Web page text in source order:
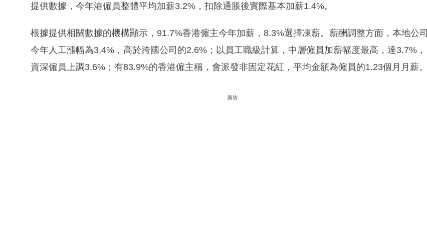
提供數據，今年港僱員整體平均加薪3.2%，扣除通脹後實際基本加薪1.4%。
根據提供相關數據的機構顯示，91.7%香港僱主今年加薪，8.3%選擇凍薪。薪酬調整方面，本地公司
今年人工漲幅為3.4%，高於跨國公司的2.6%；以員工職級計算，中層僱員加薪幅度最高，達3.7%，
資深僱員上調3.6%；有83.9%的香港僱主稱，會派發非固定花紅，平均金額為僱員的1.23個月月薪。
廣告